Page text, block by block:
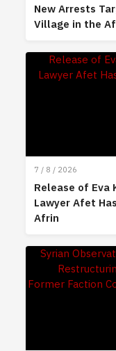
New Arrests
Village in the
7 / 8 / 2026
Release of Eva
Lawyer Afet
Afrin